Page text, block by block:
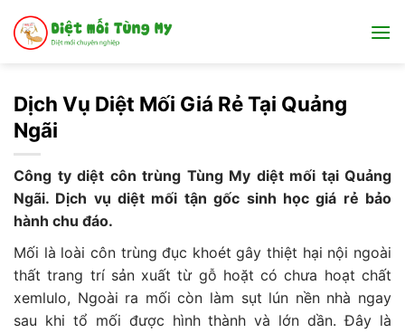
qua
Dịch Vụ Diệt Mối Giá Rẻ Tại Quảng
Ngãi
Công ty diệt côn trùng Tùng My diệt mối tại Quảng
Ngãi. Dịch vụ diệt mối tận gốc sinh học giá rẻ bảo
hành chu đáo.
Mối là loài côn trùng đục khoét gây thiệt hại nội ngoài
thất trang trí sản xuất từ gỗ hoặt có chưa hoạt chất
xemlulo, Ngoài ra mối còn làm sụt lún nền nhà ngay
sau khi tổ mối được hình thành và lớn dần. Đây là